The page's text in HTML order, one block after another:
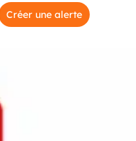
Créer une alerte